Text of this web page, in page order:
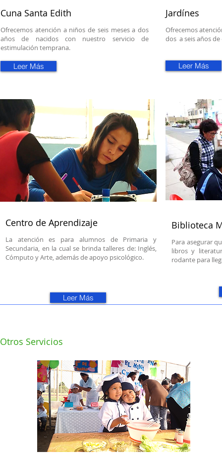
Leer Más
Cuna Santa Edith
Ofrecemos atención a niños de seis meses a dos
años de nacidos con nuestro servicio de
estimulación temprana.
Jardínes
Ofrecemos
dos a seis años de
Centro de Aprendizaje
La atención es para alumnos de Primaria y
Secundaria, en la cual se brinda talleres de: Inglés,
Cómputo y Arte, además de apoyo psicológico.
Leer Más
Biblioteca
Para asegurar
libros y
rodante para
Otros Servicios
Leer Más